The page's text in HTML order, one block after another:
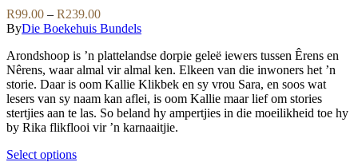
be
chosen
on
the
product
page
variants.
The
options
may
be
chosen
on
the
product
R99.00 – R239.00Price
range:
through
R239.00
ByDie Boekehuis Bundels
Arondshoop is ’n plattelandse dorpie geleë iewers tussen Êrens en
Nêrens, waar almal vir almal ken. Elkeen van die inwoners het ’n
storie. Daar is oom Kallie Klikbek en sy vrou Sara, en soos wat
lesers van sy naam kan aflei, is oom Kallie maar lief om stories
stertjies aan te las. So beland hy ampertjies in die moeilikheid toe hy
by Rika flikflooi vir ’n karnaaitjie.
Select optionsThis